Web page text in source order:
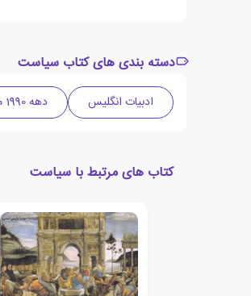
دسته بندی های کتاب سیاست
ادبیات انگلیس دهه 1990 میلادی
کتاب های مرتبط با سیاست